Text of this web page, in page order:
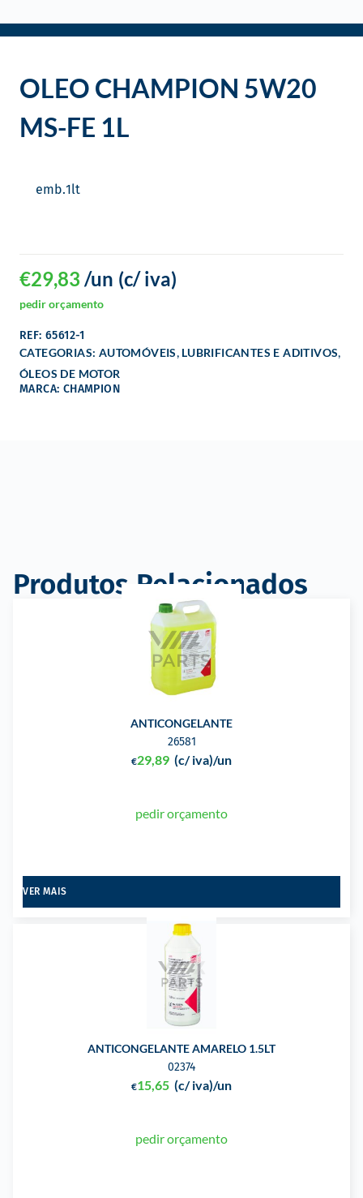
OLEO CHAMPION 5W20
MS-FE 1L
emb.1lt
€29,83 (c/ iva)
/un
pedir orçamento
REF: 65612-1
CATEGORIAS: AUTOMÓVEIS, LUBRIFICANTES E ADITIVOS,
ÓLEOS DE MOTOR
MARCA: CHAMPION
Produtos Relacionados
ANTICONGELANTE
26581
€29,89 (c/ iva)/un
pedir orçamento
VER MAIS
ANTICONGELANTE AMARELO 1.5LT
02374
€15,65 (c/ iva)/un
pedir orçamento